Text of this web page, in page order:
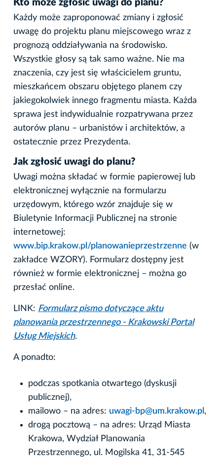
Kto może zgłosić uwagi do planu?
Każdy może zaproponować zmiany i zgłosić
uwagę do projektu planu miejscowego wraz z
prognozą oddziaływania na środowisko.
Wszystkie głosy są tak samo ważne. Nie ma
znaczenia, czy jest się właścicielem gruntu,
mieszkańcem obszaru objętego planem czy
jakiegokolwiek innego fragmentu miasta. Każda
sprawa jest indywidualnie rozpatrywana przez
autorów planu – urbanistów i architektów, a
ostatecznie przez Prezydenta.
Jak zgłosić uwagi do planu?
Uwagi można składać w formie papierowej lub
elektronicznej wyłącznie na formularzu
urzędowym, którego wzór znajduje się w
Biuletynie Informacji Publicznej na stronie
internetowej:
www.bip.krakow.pl/planowanieprzestrzenne (w
zakładce WZORY). Formularz dostępny jest
również w formie elektronicznej – można go
przesłać online.
LINK: Formularz pismo dotyczące aktu
planowania przestrzennego - Krakowski Portal
Usług Miejskich.
A ponadto:
podczas spotkania otwartego (dyskusji
publicznej),
mailowo – na adres: uwagi-bp@um.krakow.pl ,
drogą pocztową – na adres: Urząd Miasta
Krakowa, Wydział Planowania
Przestrzennego, ul. Mogilska 41, 31-545